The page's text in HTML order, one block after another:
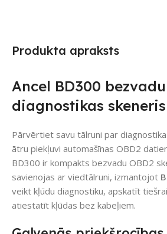
Produkta apraksts
Ancel BD300
diagnostikas skeneris
Pārvērtiet savu tālruni par
ātru piekļuvi automašīnas OBD2
BD300 ir kompakts bezvadu OBD2
savienojas ar viedtālruni, izmantojot
veikt kļūdu diagnostiku, apskatīt
atiestatīt kļūdas bez kabeļiem.